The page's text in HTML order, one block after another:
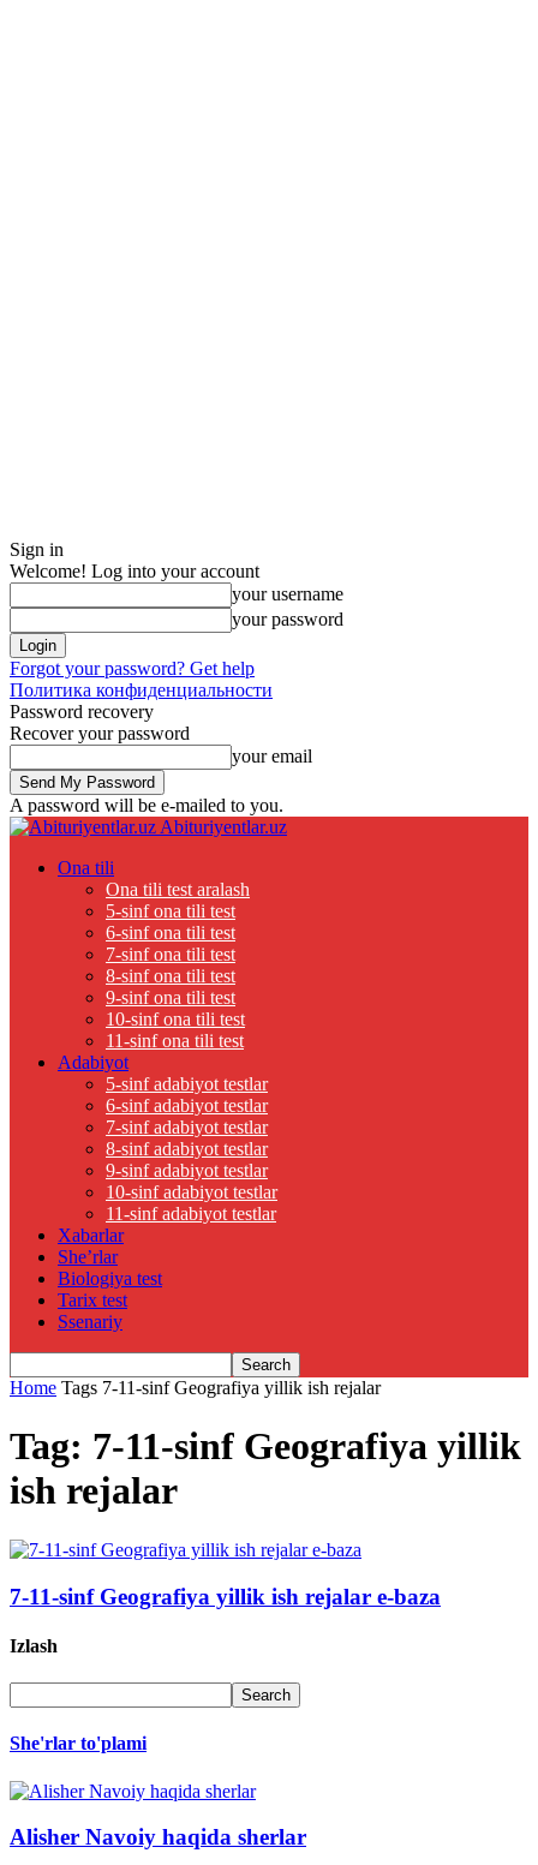
Sign in
Welcome! Log into your account
your username
your password
Forgot your password? Get help
Политика конфиденциальности
Password recovery
Recover your password
your email
A password will be e-mailed to you.
Abituriyentlar.uz
Ona tili
Ona tili test aralash
5-sinf ona tili test
6-sinf ona tili test
7-sinf ona tili test
8-sinf ona tili test
9-sinf ona tili test
10-sinf ona tili test
11-sinf ona tili test
Adabiyot
5-sinf adabiyot testlar
6-sinf adabiyot testlar
7-sinf adabiyot testlar
8-sinf adabiyot testlar
9-sinf adabiyot testlar
10-sinf adabiyot testlar
11-sinf adabiyot testlar
Xabarlar
She’rlar
Biologiya test
Tarix test
Ssenariy
Home Tags 7-11-sinf Geografiya yillik ish rejalar
Tag: 7-11-sinf Geografiya yillik
ish rejalar
7-11-sinf Geografiya yillik ish rejalar e-baza
Izlash
She'rlar to'plami
Alisher Navoiy haqida sherlar